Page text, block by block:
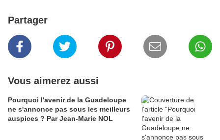
Partager
Vous aimerez aussi
Pourquoi l'avenir de la Guadeloupe
ne s'annonce pas sous les meilleurs
auspices ? Par Jean-Marie NOL